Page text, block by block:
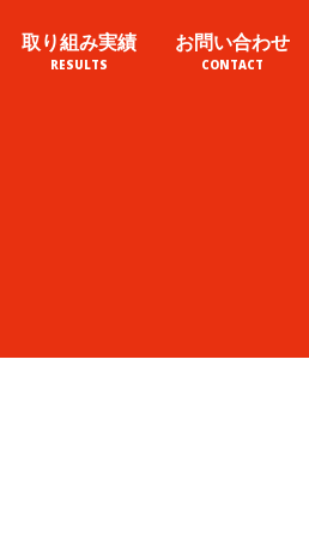
取り組み実績 お問い合わせ